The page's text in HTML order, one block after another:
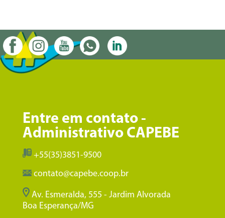
Entre em contato -
Administrativo CAPEBE
+55(35)3851-9500
contato@capebe.coop.br
Av. Esmeralda, 555 - Jardim Alvorada
Boa Esperança/MG